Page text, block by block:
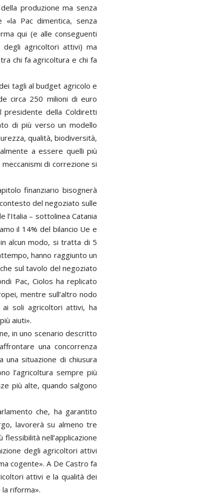
produzione ma senza
«la Pac dimentica, senza
qui (e alle conseguenti
agricoltori attivi) ma
chi fa agricoltura e chi fa
tagli al budget agricolo e
circa 250 milioni di euro
presidente della Coldiretti
di più verso un modello
qualità, biodiversità,
a essere quelli più
di correzione si
finanziario bisognerà
del negoziato sulle
– sottolinea Catania
il 14% del bilancio Ue e
alcun modo, si tratta di 5
hanno raggiunto un
sul tavolo del negoziato
Pac, Ciolos ha replicato
mentre sull’altro nodo
ai soli agricoltori attivi, ha
aiuti».
in uno scenario descritto
una concorrenza
una situazione di chiusura
l’agricoltura sempre più
più alte, quando salgono
che, ha garantito
lavorerà su almeno tre
nell’applicazione
degli agricoltori attivi
cogente». A De Castro fa
attivi e la qualità dei
riforma».